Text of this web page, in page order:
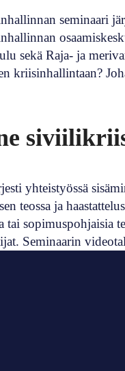
seminaari
sekä Raja- ja
kriisinhallintaan?
yhteistyössä
teossa ja
tai sopimuspohjaisia
Seminaarin